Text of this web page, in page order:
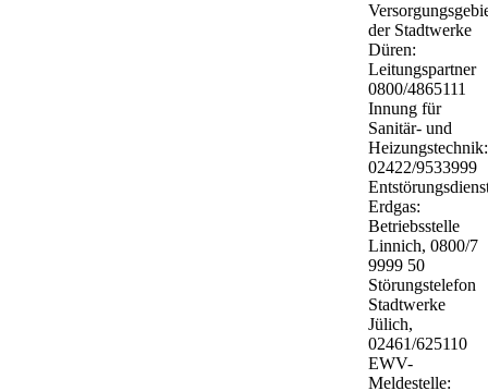
der Stadtwerke
Düren:
Leitungspartner
0800/4865111
Innung für
Sanitär- und
Heizungstechnik:
02422/9533999
Erdgas:
Betriebsstelle
Linnich, 0800/7
9999 50
Störungstelefon
Stadtwerke
Jülich,
02461/625110
EWV-
Meldestelle: